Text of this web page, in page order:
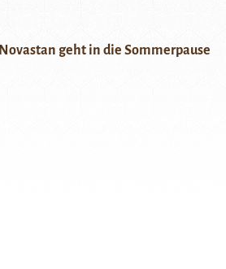
Novastan geht in die Sommerpause